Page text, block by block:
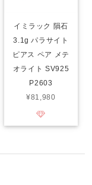
イミラック 隕石
3.1g パラサイト
ピアス ペア メテ
オライト SV925
P2603
¥81,980